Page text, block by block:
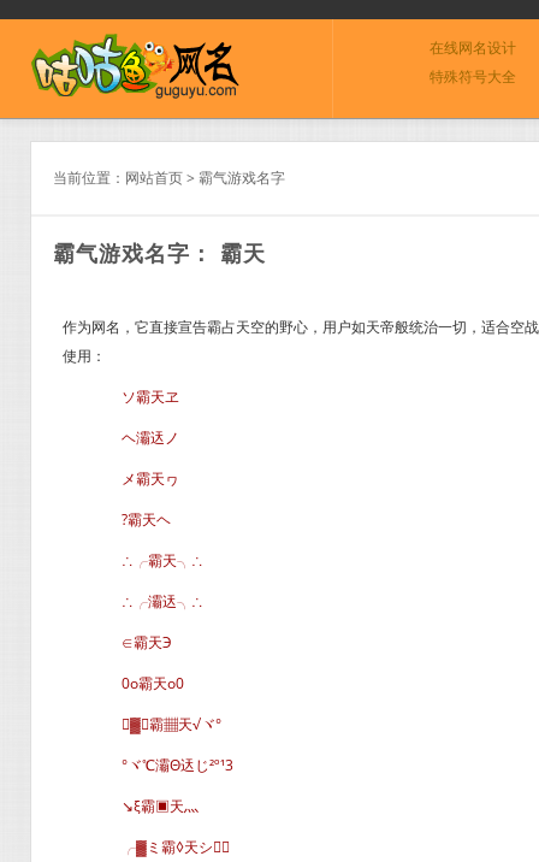
在线网名设计
特殊符号大全
当前位置： 网站首页> 霸气游戏名字
霸气游戏名字： 霸天
作为网名，它直接宣告霸占天空的野心，用户如天帝般统治一切，适合空
使用：
ソ霸天ヱ
ヘ灞迗ノ
メ霸天ヮ
?霸天ヘ
∴╭霸天╮∴
∴╭灞迗╮∴
∈霸天Э
0o霸天o0
▓∈霸▦天√ヾ°
°ヾ℃灞Θ迗じ²º¹3
↘ξ霸▣天灬
╭▓ミ霸◊天シ∈